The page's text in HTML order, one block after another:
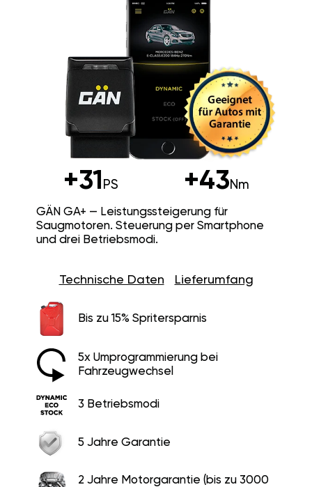
+31 PS +43Nm
GÄN GA+ — Leistungssteigerung für
Saugmotoren. Steuerung per Smartphone
und drei Betriebsmodi.
Technische Daten Lieferumfang
Bis zu 15% Spritersparnis
5x Umprogrammierung bei
Fahrzeugwechsel
3 Betriebsmodi
5 Jahre Garantie
2 Jahre Motorgarantie (bis zu 3000